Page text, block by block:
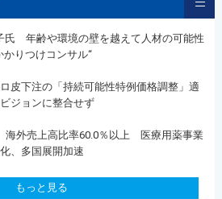
氏 年齢や環境の壁を越えて人材の可能性
りつけコンサル“
皮下注の「持続可能性特例価格調整」適
ジョンに整合せず
外売上高比率60.0％以上 医療用薬事業
、多国展開加速
もっと見る